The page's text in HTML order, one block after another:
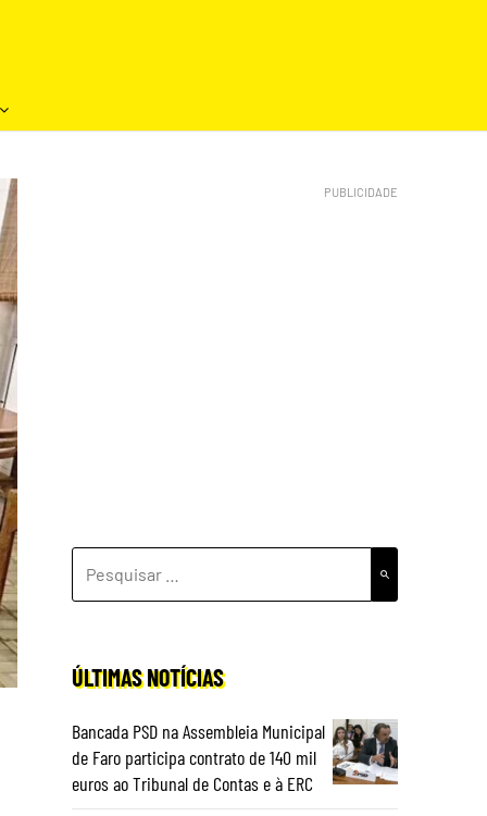
POR:
ÚLTIMAS NOTÍCIAS
Bancada PSD na Assembleia Municipal
de Faro participa contrato de 140 mil
euros ao Tribunal de Contas e à ERC